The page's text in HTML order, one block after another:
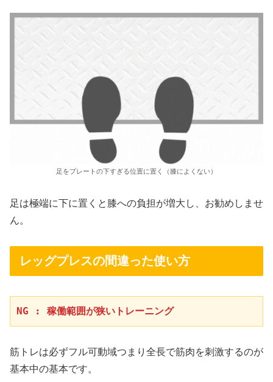
足をプレートの下すぎる位置に置く（膝によくない）
足は極端に下に置くと膝への負担が増大し、お勧めしませ
ん。
レッグプレスの間違った使い方
NG : 稼働範囲が狭いトレーニング
筋トレは必ずフル可動域つまり全長で筋肉を刺激するのが
基本中の基本です。